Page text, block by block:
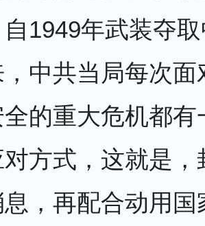
1949年武装夺
中共当局每次面
的重大危机都有
方式，这就是，
，再配合动用国